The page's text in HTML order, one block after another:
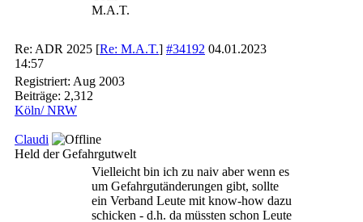
M.A.T.
Re: ADR 2025 [Re: M.A.T.] #34192 04.01.2023
14:57
Registriert: Aug 2003
Beiträge: 2,312
Köln/ NRW
Claudi
Held der Gefahrgutwelt
Vielleicht bin ich zu naiv aber wenn es
um Gefahrgutänderungen gibt, sollte
ein Verband Leute mit know-how dazu
schicken - d.h. da müssten schon Leute